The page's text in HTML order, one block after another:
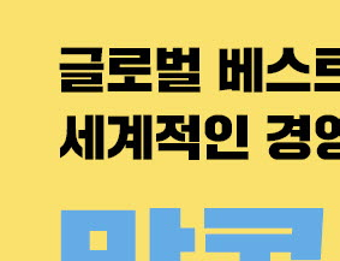
단적인 낯선 사람, KSMㅣ선진 신문 기
합의 파괴: 낯선 사람을 파악하기 위한 세
의 죽음: 특정 방법과 연결되는 행동
된 이별ㅣ저주받은 천재의 집착ㅣ일산